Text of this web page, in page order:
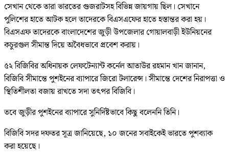
সেখান থেকে তারা ভারতের গুজরাটসহ বিভিন্ন জায়গায় ছিল। সেখানে
পুলিশের হাতে আটক হলে তাদেরকে বিএসএফের হাতে হস্তান্তর করা হয়।
বিএসএফ তাদেরকে বাংলাদেশের জুড়ী উপজেলার গোয়ালবাড়ী ইউনিয়নের
কচুরগুল সীমান্ত দিয়ে অবৈধভাবে প্রবেশ করায়।
৫২ বিজিবির অধিনায়ক লেফটেন্যান্ট কর্নেল আতাউর রহমান খান জানান,
বিজিবি সীমান্তে পুশইনের ব্যাপারে জিরো টলারেন্স। সীমান্তে দেশের নিরাপত্তা ও
স্থিতিশীলতা বজায় রাখতে সদা তৎপর বিজিবি।
তবে জুড়ীর পুশইনের ব্যাপারে সুনির্দিষ্টভাবে কিছু বলেননি তিনি।
বিজিবি সদর দফতর সূত্র জানিয়েছে, ১০ জনের সবাইকেই ভারতে পুশব্যাক
করা হয়েছে।